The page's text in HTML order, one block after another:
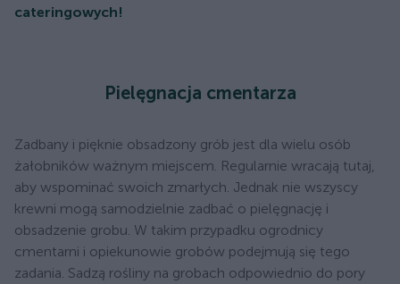
cateringowych!
Pielęgnacja cmentarza
Zadbany i pięknie obsadzony grób jest dla wielu osób
żałobników ważnym miejscem. Regularnie wracają tutaj,
aby wspominać swoich zmarłych. Jednak nie wszyscy
krewni mogą samodzielnie zadbać o pielęgnację i
obsadzenie grobu. W takim przypadku ogrodnicy
cmentarni i opiekunowie grobów podejmują się tego
zadania. Sadzą rośliny na grobach odpowiednio do pory